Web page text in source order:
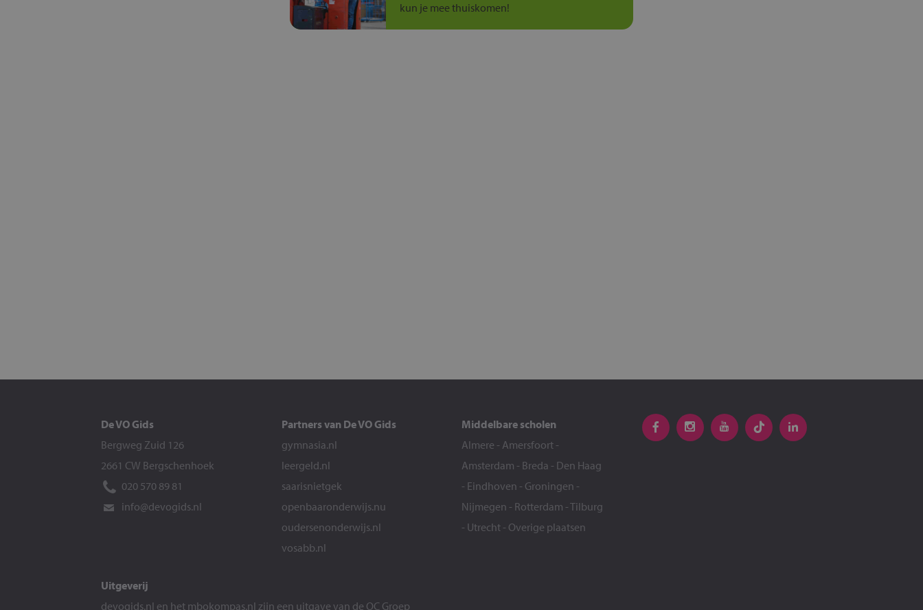
kun je mee thuiskomen!
De VO Gids
Bergweg Zuid 126
2661 CW Bergschenhoek
020 570 89 81
info@devogids.nl
Partners van De VO Gids
gymnasia.nl
leergeld.nl
saarisnietgek
openbaaronderwijs.nu
oudersenonderwijs.nl
vosabb.nl
Middelbare scholen
Almere - Amersfoort -
Amsterdam - Breda - Den Haag
- Eindhoven - Groningen -
Nijmegen - Rotterdam -Tilburg
- Utrecht - Overige plaatsen
Uitgeverij
devogids.nl en het mbokompas.nl zijn een uitgave van de OC Groep